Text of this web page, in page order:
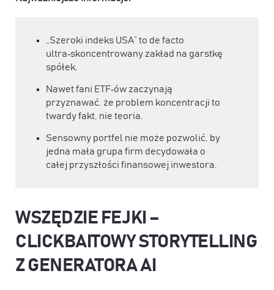
„Szeroki indeks USA” to de facto
ultra‑skoncentrowany zakład na garstkę
spółek.
Nawet fani ETF‑ów zaczynają
przyznawać, że problem koncentracji to
twardy fakt, nie teoria.
Sensowny portfel nie może pozwolić, by
jedna mała grupa firm decydowała o
całej przyszłości finansowej inwestora.
WSZĘDZIE FEJKI –
CLICKBAITOWY STORYTELLING
Z GENERATORA AI